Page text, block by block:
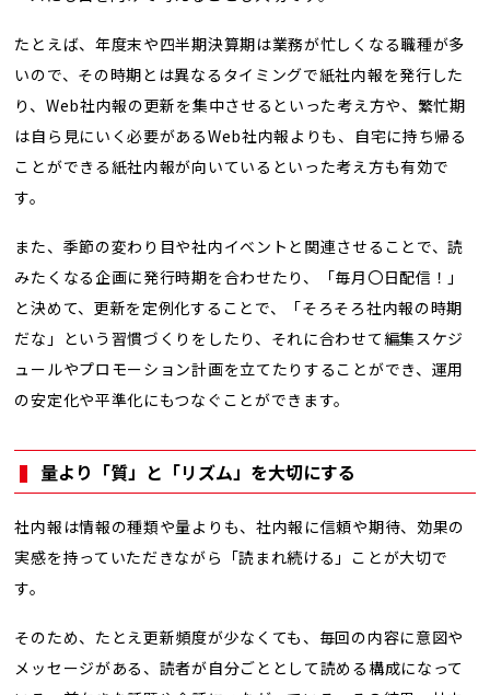
たとえば、年度末や四半期決算期は業務が忙しくなる職種が多
いので、その時期とは異なるタイミングで紙社内報を発行した
り、Web社内報の更新を集中させるといった考え方や、繁忙期
は自ら見にいく必要があるWeb社内報よりも、自宅に持ち帰る
ことができる紙社内報が向いているといった考え方も有効で
す。
また、季節の変わり目や社内イベントと関連させることで、読
みたくなる企画に発行時期を合わせたり、「毎月〇日配信！」
と決めて、更新を定例化することで、「そろそろ社内報の時期
だな」という習慣づくりをしたり、それに合わせて編集スケジ
ュールやプロモーション計画を立てたりすることができ、運用
の安定化や平準化にもつなぐことができます。
量より「質」と「リズム」を大切にする
社内報は情報の種類や量よりも、社内報に信頼や期待、効果の
実感を持っていただきながら「読まれ続ける」ことが大切で
す。
そのため、たとえ更新頻度が少なくても、毎回の内容に意図や
メッセージがある、読者が自分ごととして読める構成になって